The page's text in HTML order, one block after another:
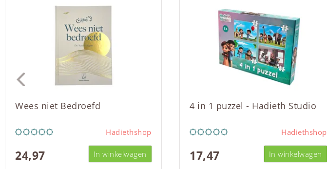
Wees niet Bedroefd
Hadiethshop
24,97 In winkelwagen
4 in 1 puzzel - Hadieth Studio
Hadiethshop
17,47 In winkelwagen